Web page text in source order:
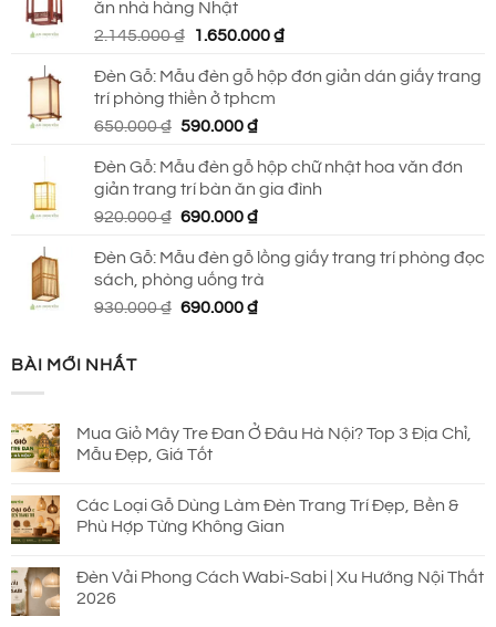
2.790.000 ₫.
2.150.000 ₫.
ăn nhà hàng Nhật
2.145.000₫
Giá
là:
2.145.000 ₫.
1.650.000₫Giá
tại
Đèn Gỗ: Mẫu đèn gỗ hộp đơn giản dán giấy trang
trí phòng thiền ở tphcm
650.000₫ Giá
là:
650.000 ₫.
590.000₫Giá
tại
là:
590.000 ₫.
Đèn Gỗ: Mẫu đèn gỗ hộp chữ nhật hoa văn đơn
giản trang trí bàn ăn gia đình
920.000₫ Giá
là:
920.000 ₫.
690.000₫Giá
tại
là:
690.000 ₫.
Đèn Gỗ: Mẫu đèn gỗ lồng giấy trang trí phòng đọc
sách, phòng uống trà
930.000₫ Giá
690.000₫Giá
BÀI MỚI NHẤT
Mua Giỏ Mây Tre Đan Ở Đâu Hà Nội? Top 3 Địa Chỉ,
Mẫu Đẹp, Giá Tốt
Các Loại Gỗ Dùng Làm Đèn Trang Trí Đẹp, Bền &
Phù Hợp Từng Không Gian
Đèn Vải Phong Cách Wabi-Sabi | Xu Hướng Nội Thất
2026